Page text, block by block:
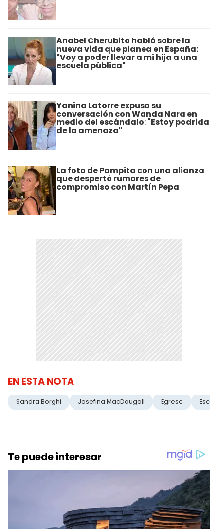
Anabel Cherubito habló sobre la
nueva vida que planea en España:
"Voy a poder llevar a mi hija a una
escuela pública"
Yanina Latorre expuso su
conversación con Wanda Nara en
medio del escándalo: "Estoy podrida
de la amenaza"
La foto de Pampita con una alianza
que despertó rumores de
compromiso con Martín Pepa
EN ESTA NOTA
Sandra Borghi Josefina MacDougall Egreso